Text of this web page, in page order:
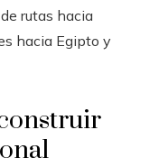
rutas hacia
hacia Egipto y